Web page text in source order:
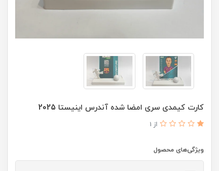
کارت کیمدی سری امضا شده آندرس اینیستا 2025
از 1
ویژگی‌های محصول